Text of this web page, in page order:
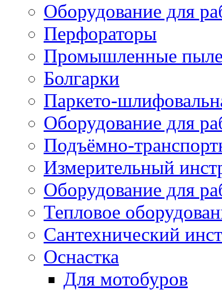
Оборудование для
Перфораторы
Промышленные
Болгарки
Паркето-
Оборудование для
Подъёмно-
Измерительный
Оборудование для
Тепловое
Сантехнический
Оснастка
Для мотобуров